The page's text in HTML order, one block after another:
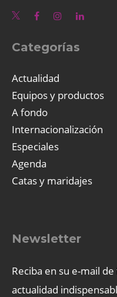
Categorías
Actualidad
Equipos y productos
A fondo
Internacionalización
Especiales
Agenda
Catas y maridajes
Newsletter
Reciba en su e-mail
actualidad